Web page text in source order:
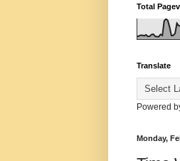
Total
Translate
Powered
Monday,